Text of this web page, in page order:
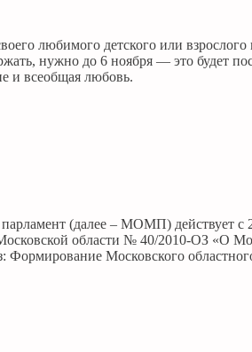
любимого детского или
нужно до 6 ноября — это будет
и всеобщая любовь.
(далее – МОМП) действует с
области № 40/2010-ОЗ «О
Московского